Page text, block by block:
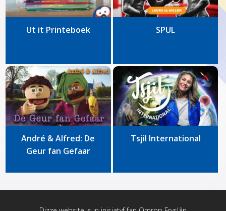
Ut it Printeboek SPUL
André & Alfred: De
Geur fan Gefaar
Tsjil International